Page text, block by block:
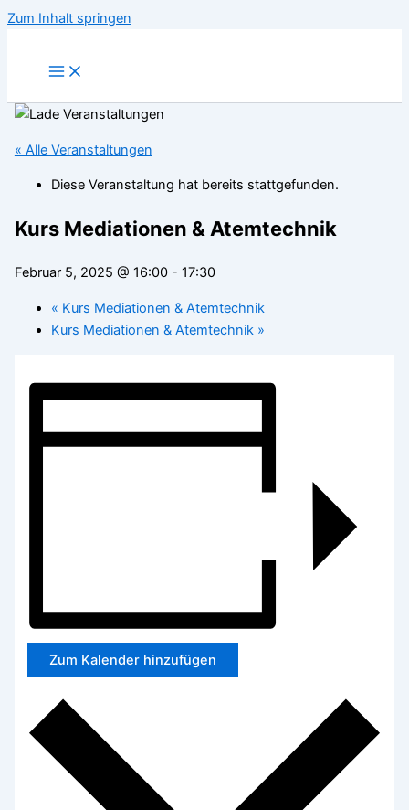
Zum Inhalt springen
« Alle Veranstaltungen
Diese Veranstaltung hat bereits stattgefunden.
Kurs Mediationen & Atemtechnik
Februar 5, 2025 @ 16:00- 17:30
« Kurs Mediationen & Atemtechnik
Kurs Mediationen & Atemtechnik »
Zum Kalender hinzufügen